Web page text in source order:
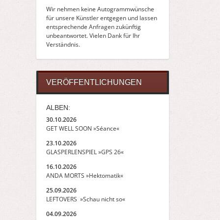
Wir nehmen keine Autogrammwünsche
für unsere Künstler entgegen und lassen
entsprechende Anfragen zukünftig
unbeantwortet. Vielen Dank für Ihr
Verständnis.
VERÖFFENTLICHUNGEN
ALBEN:
30.10.2026
GET WELL SOON »Séance«
23.10.2026
GLASPERLENSPIEL »GPS 26«
16.10.2026
ANDA MORTS »Hektomatik«
25.09.2026
LEFTOVERS »Schau nicht so«
04.09.2026